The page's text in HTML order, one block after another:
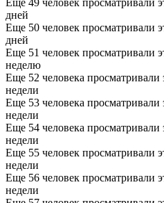
дней
Еще 50 человек просматривали
дней
Еще 51 человек просматривали
неделю
Еще 52 человека просматривали
недели
Еще 53 человека просматривали
недели
Еще 54 человека просматривали
недели
Еще 55 человек просматривали
недели
Еще 56 человек просматривали
недели